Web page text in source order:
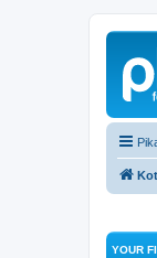
YOUR